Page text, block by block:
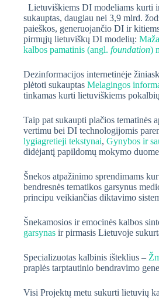
Lietuviškiems DI modeliams kurti
sukauptas, daugiau nei 3,9 mlrd.
paieškos, generuojančio DI ir
pirmųjų lietuviškų DI modelių:
kalbos pamatinis (angl. foundation)
Dezinformacijos internetinėje
plėtoti sukauptas Melagingos
tinkamas kurti lietuviškiems
Taip pat sukaupti plačios tematinės
vertimu bei DI technologijomis
lygiagretieji tekstynai, Gynybos ir
didėjantį papildomų mokymo
Šnekos atpažinimo sprendimams
bendresnės tematikos garsynus
principu veikiančias diktavimo
Šnekamosios ir emocinės kalbos
garsynas ir pirmasis Lietuvoje
Specializuotas kalbinis išteklius –
praplės tarptautinio bendravimo
Visi Projektų metu sukurti lietuvių